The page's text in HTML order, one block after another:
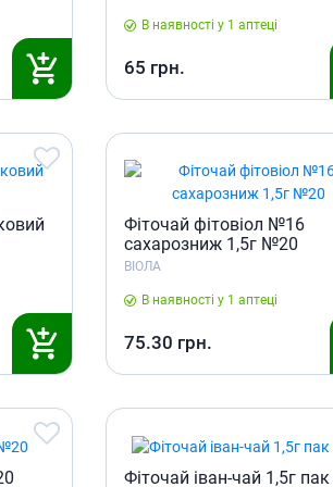
епілепсії
Заспокійливі препарати
Препарати для поліпшення
пам'яті
Транквілізатори (анксиолітики)
Засоби від куріння і нікотинової
залежності
Засоби від похмілля
Препарати від запаморочення
Протипухлинні препарати
Протипухлинні негормональні
Протипухлинні гормональні
препарати
В наявності у 1 аптеці
65 грн.
Фiточай фiтовiол №16
сахарозниж 1,5г №20
ВІОЛА
В наявності у 1 аптеці
75.30 грн.
Фіточай іван-чай 1,5г